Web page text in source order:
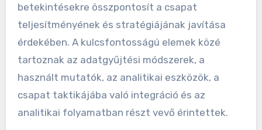
betekintésekre összpontosít a csapat
teljesítményének és stratégiájának javítása
érdekében. A kulcsfontosságú elemek közé
tartoznak az adatgyűjtési módszerek, a
használt mutatók, az analitikai eszközök, a
csapat taktikájába való integráció és az
analitikai folyamatban részt vevő érintettek.